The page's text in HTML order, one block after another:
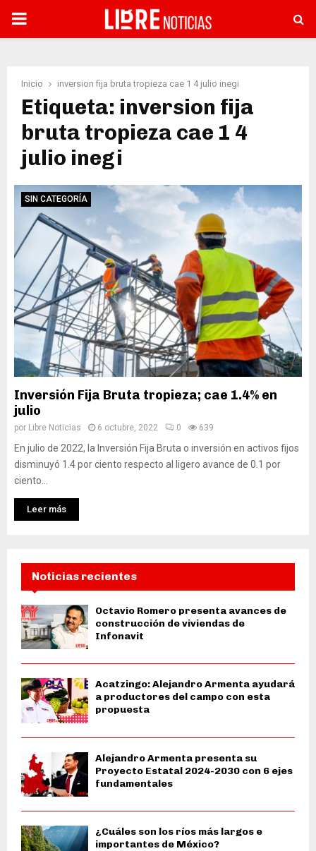
PRIMARY
Inicio inversion fija bruta tropieza cae 1 4 julio inegi
Etiqueta: inversion fija
bruta tropieza cae 1 4
julio inegi
SIN CATEGORÍA
Inversión Fija Bruta tropieza; cae 1.4% en
julio
por Libre Noticias 6 octubre, 2022 0 639
En julio de 2022, la Inversión Fija Bruta o inversión en activos fijos
disminuyó 1.4 por ciento respecto al ligero avance de 0.1 por
ciento...
Leer más
Noticias recientes
Octavio Romero presenta avances de
construcción de viviendas de
Infonavit
Acatzingo: Alejandro Armenta ayudará
a productores del campo con esta
propuesta
Alejandro Armenta presenta su
Proyecto Estatal 2024-2030 con 6 ejes
fundamentales
¿Cuáles son los ríos más largos e
importantes de México?